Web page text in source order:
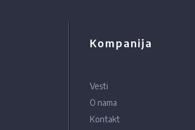
Kompanija
Vesti
O nama
Kontakt